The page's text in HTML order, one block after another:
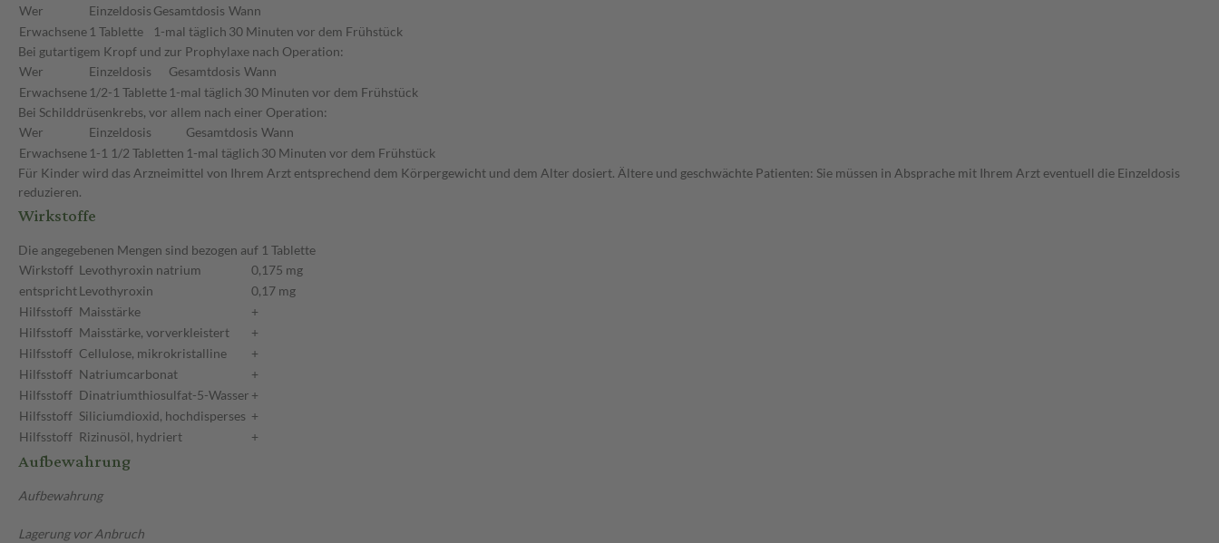
Wer
Einzeldosis Gesamtdosis Wann
Erwachsene 1 Tablette 1-mal täglich 30 Minuten vor dem Frühstück
Bei gutartigem Kropf und zur Prophylaxe nach Operation:
Wer
Einzeldosis Gesamtdosis Wann
Erwachsene 1/2-1 Tablette 1-mal täglich 30 Minuten vor dem Frühstück
Bei Schilddrüsenkrebs, vor allem nach einer Operation:
Wer
Einzeldosis Gesamtdosis Wann
Erwachsene 1-1 1/2 Tabletten 1-mal täglich 30 Minuten vor dem Frühstück
Für Kinder wird das Arzneimittel von Ihrem Arzt entsprechend dem Körpergewicht und dem Alter dosiert. Ältere und geschwächte Patienten: Sie müssen in Absprache mit Ihrem Arzt eventuell die Einzeldosis
reduzieren.
Wirkstoffe
Die angegebenen Mengen sind bezogen auf 1 Tablette
Wirkstoff Levothyroxin natrium
0,175 mg
entsprichtLevothyroxin
0,17 mg
Hilfsstoff Maisstärke
+
Hilfsstoff Maisstärke, vorverkleistert
+
Hilfsstoff Cellulose, mikrokristalline
+
Hilfsstoff Natriumcarbonat
+
Hilfsstoff Dinatriumthiosulfat-5-Wasser +
Hilfsstoff Siliciumdioxid, hochdisperses +
Hilfsstoff Rizinusöl, hydriert +
Aufbewahrung
Aufbewahrung
Lagerung vor Anbruch